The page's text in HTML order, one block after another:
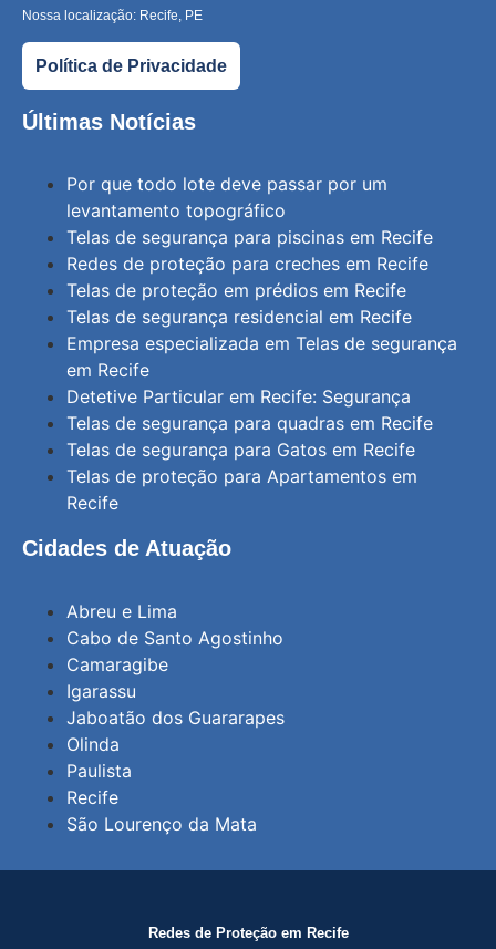
Nossa localização: Recife, PE
Política de Privacidade
Últimas Notícias
Por que todo lote deve passar por um
levantamento topográfico
Telas de segurança para piscinas em Recife
Redes de proteção para creches em Recife
Telas de proteção em prédios em Recife
Telas de segurança residencial em Recife
Empresa especializada em Telas de segurança
em Recife
Detetive Particular em Recife: Segurança
Telas de segurança para quadras em Recife
Telas de segurança para Gatos em Recife
Telas de proteção para Apartamentos em
Recife
Cidades de Atuação
Abreu e Lima
Cabo de Santo Agostinho
Camaragibe
Igarassu
Jaboatão dos Guararapes
Olinda
Paulista
Recife
São Lourenço da Mata
Redes de Proteção em Recife